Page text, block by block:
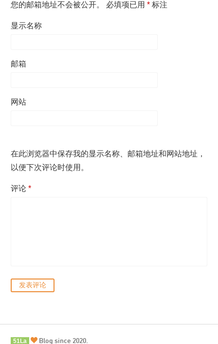
您的邮箱地址不会被公开。 必填项已用* 标注
显示名称
邮箱
网站
在此浏览器中保存我的显示名称、邮箱地址和网站地址，
以便下次评论时使用。
评论*
51La Blog since 2020.